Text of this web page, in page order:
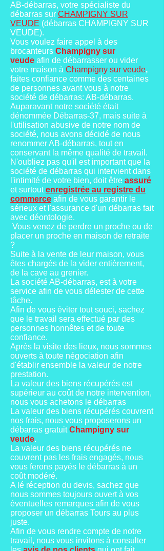
AB-débarras, votre spécialiste du
débarras sur CHAMPIGNY SUR
VEUDE (débarras CHAMPIGNY SUR
VEUDE).
Vous voulez faire appel à des
brocanteurs Champigny sur
veude afin de débarrasser ou vider
votre maison à Champigny sur veude,
faites confiance comme des centaines
de personnes avant vous à notre
société de débarras: AB-débarras.
Auparavant notre société était
dénommée Débarras-37, mais suite à
l'utilisation abusive de notre nom de
société, nous avons décidé de nous
renommer AB-débarras, tout en
conservant la même qualité de travail.
N'oubliez pas qu'il est important que la
société de débarras qui intervient dans
l'intimité de votre bien, doit être assuré
et surtoutenregistrée au registre du
commerce afin de vous garantir le
sérieux et l'assurance d'un débarras fait
avec déontologie.
Vous venez de perdre un proche ou de
placer un proche en maison de retraite
?
Suite à la vente de leur maison, vous
êtes chargés de la vider entièrement,
de la cave au grenier.
La société AB-débarras, est à votre
service afin de vous délester de cette
tâche.
Afin de vous éviter tout souci, sachez
que le travail sera effectué par des
personnes honnêtes et de toute
confiance.
Après la visite des lieux, nous sommes
ouverts à toute négociation afin
d'établir ensemble la valeur de notre
prestation.
La valeur des biens récupérés est
supérieur au coût de notre intervention,
nous vous achetons le débarras
La valeur des biens récupérés couvrent
nos frais, nous vous proposerons un
débarras gratuitChampigny sur
veude.
La valeur des biens récupérés ne
couvrent pas les frais engagés, nous
vous ferons payés le débarras à un
coût modéré.
A lé réception du devis, sachez que
nous sommes toujours ouvert à vos
éventuelles remarques afin de vous
proposer un débarras Tours au plus
juste.
Afin de vous rendre compte de notre
travail, nous vous invitons à consulter